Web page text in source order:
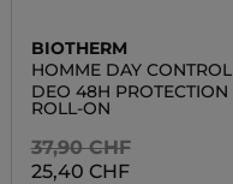
BIOTHERM
HOMME DAY CONTROL
DEO 48H PROTECTION
ROLL-ON
37,90 CHF
25,40 CHF